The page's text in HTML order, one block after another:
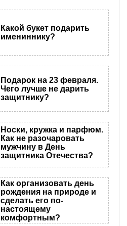
Какой букет подарить
имениннику?
Подарок на 23 февраля.
Чего лучше не дарить
защитнику?
Носки, кружка и парфюм.
Как не разочаровать
мужчину в День
защитника Отечества?
Как организовать день
рождения на природе и
сделать его по-
настоящему
комфортным?